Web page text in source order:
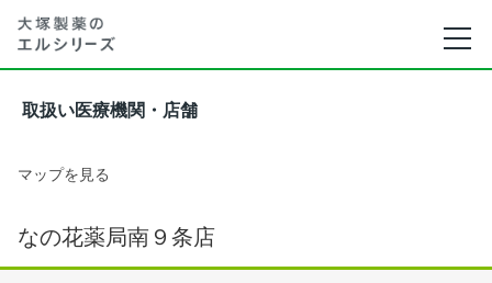
取扱い医療機関・店舗
マップを見る
なの花薬局南９条店